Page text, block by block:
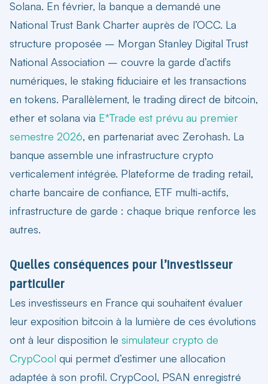
Solana. En février, la banque a demandé une
National Trust Bank Charter auprès de l’OCC. La
structure proposée – Morgan Stanley Digital Trust
National Association – couvre la garde d’actifs
numériques, le staking fiduciaire et les transactions
en tokens. Parallèlement, le trading direct de bitcoin,
ether et solana via E*Trade est prévu au premier
semestre 2026, en partenariat avec Zerohash. La
banque assemble une infrastructure crypto
verticalement intégrée. Plateforme de trading retail,
charte bancaire de confiance, ETF multi-actifs,
infrastructure de garde : chaque brique renforce les
autres.
Quelles conséquences pour l’investisseur
particulier
Les investisseurs en France qui souhaitent évaluer
leur exposition bitcoin à la lumière de ces évolutions
ont à leur disposition le simulateur crypto de
CrypCool qui permet d’estimer une allocation
adaptée à son profil. CrypCool, PSAN enregistré